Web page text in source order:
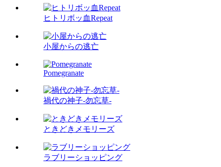
ヒトリボッ血Repeat
小屋からの逃亡
Pomegranate
禍代の神子-勿忘草-
ときどきメモリーズ
ラブリーショッピング